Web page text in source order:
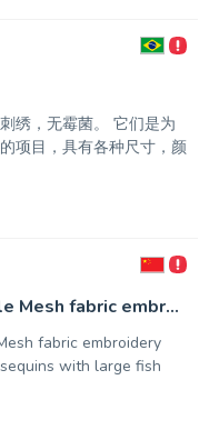
绣，无霉菌。 它们是为
项目，具有各种尺寸，颜
Mesh fabric embr...
fabric embroidery
with large fish